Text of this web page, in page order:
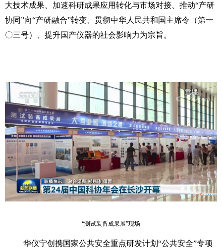
大技术成果、加速科研成果应用转化与市场对接、推动“产研
协同”向“产研融合”转变、贯彻中华人民共和国主席令（第一
〇三号）、提升国产仪器的社会影响力为宗旨。
“测试装备成果展”现场
华仪宁创携国家公共安全重点研发计划“公共安全”专项